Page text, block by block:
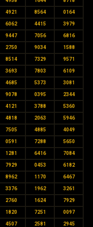
4921 8564 0164
6062 4415 3979
9447 7056 6816
2750 9034 1588
8514 7329 9571
3693 7803 6109
4685 5373 3081
9078 0395 2344
4121 3788 5360
4818 2063 5946
7505 4885 4049
0591 7288 5650
1281 6416 7084
7929 0453 6182
8962 1170 6467
3376 1962 3261
2760 1624 7929
1820 7251 0097
4507 2581 2945